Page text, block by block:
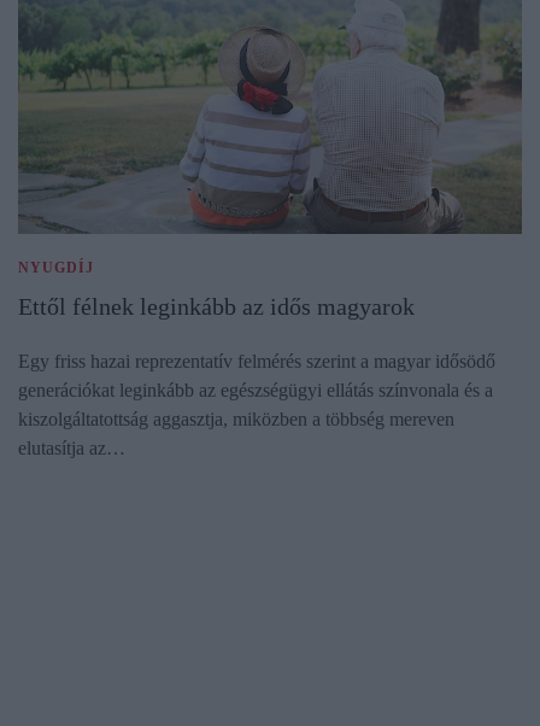
NYUGDÍJ
Ettől félnek leginkább az idős magyarok
Egy friss hazai reprezentatív felmérés szerint a magyar idősödő
generációkat leginkább az egészségügyi ellátás színvonala és a
kiszolgáltatottság aggasztja, miközben a többség mereven
elutasítja az…